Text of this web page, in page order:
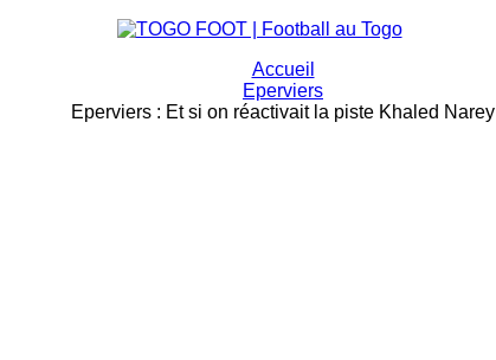
Accueil
Eperviers
Eperviers : Et si on réactivait la piste Khaled Narey